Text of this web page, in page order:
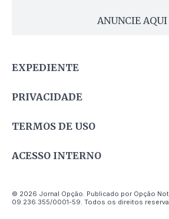
ANUNCIE AQUI
EXPEDIENTE
PRIVACIDADE
TERMOS DE USO
ACESSO INTERNO
© 2026 Jornal Opção. Publicado por Opção
09.236.355/0001-59. Todos os direitos